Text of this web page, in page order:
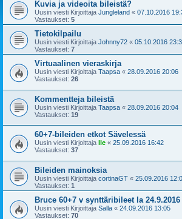
Kuvia ja videoita bileistä?
Uusin viesti Kirjoittaja Jungleland « 07.10.2016
Vastaukset: 5
Tietokilpailu
Uusin viesti Kirjoittaja Johnny72 « 05.10.2016
Vastaukset: 7
Virtuaalinen vieraskirja
Uusin viesti Kirjoittaja Taapsa « 28.09.2016 20:06
Vastaukset: 26
Kommentteja bileistä
Uusin viesti Kirjoittaja Taapsa « 28.09.2016 20:04
Vastaukset: 19
60+7-bileiden etkot Sävelessä
Uusin viesti Kirjoittaja Ile « 25.09.2016 16:42
Vastaukset: 37
Bileiden mainoksia
Uusin viesti Kirjoittaja cortinaGT « 25.09.2016
Vastaukset: 1
Bruce 60+7 v synttäribileet la
Uusin viesti Kirjoittaja Salla « 24.09.2016 13:05
Vastaukset: 70